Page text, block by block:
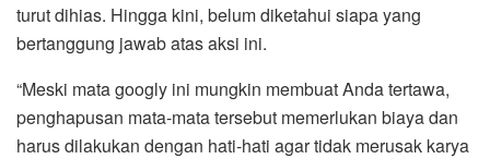
turut dihias. Hingga kini, belum diketahui siapa yang
bertanggung jawab atas aksi ini.
“Meski mata googly ini mungkin membuat Anda tertawa,
penghapusan mata-mata tersebut memerlukan biaya dan
harus dilakukan dengan hati-hati agar tidak merusak karya